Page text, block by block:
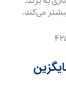
می‌کند.